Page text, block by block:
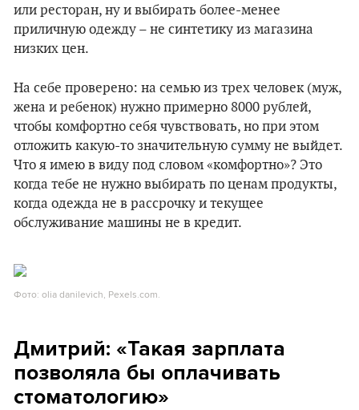
или ресторан, ну и выбирать более-менее
приличную одежду – не синтетику из магазина
низких цен.
На себе проверено: на семью из трех человек (муж,
жена и ребенок) нужно примерно 8000 рублей,
чтобы комфортно себя чувствовать, но при этом
отложить какую-то значительную сумму не выйдет.
Что я имею в виду под словом «комфортно»? Это
когда тебе не нужно выбирать по ценам продукты,
когда одежда не в рассрочку и текущее
обслуживание машины не в кредит.
Фото: olia danilevich, Pexels.com.
Дмитрий: «Такая зарплата
позволяла бы оплачивать
стоматологию»